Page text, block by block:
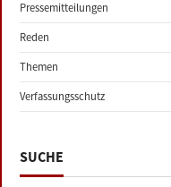
Pressemitteilungen
Reden
Themen
Verfassungsschutz
SUCHE